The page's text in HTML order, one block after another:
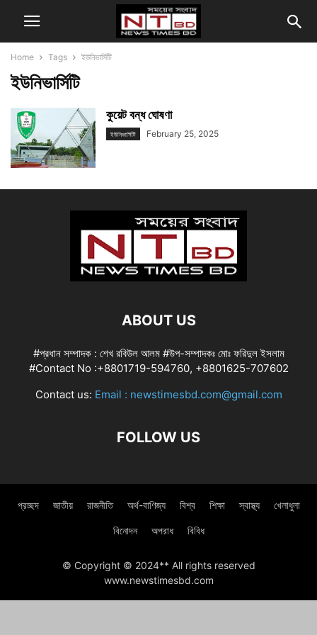
Home Tags ইউনিভার্সিটি
ইউনিভার্সিটি
কুয়েট বন্ধ ঘোষণা
ইউনিভার্সিটি February 25, 2025
ABOUT US
#প্রধান সম্পাদক : শেখ রবিউল আলম #উপ-সম্পাদকঃ মোঃ ফরিদুল ইসলাম
#Contact No :+8801719-594760, +8801625-707602
Contact us: Email : newstimesbd.com@gmail.com
FOLLOW US
প্রচ্ছদ জাতীয় রাজনীতি অর্থ-বাণিজ্য বিশ্ব শিক্ষা স্বাস্থ্য খেলাধুলা
বিনোদন অপরাধ বিবিধ
© Copyright © 2024** All rights reserved
www.newstimesbd.com